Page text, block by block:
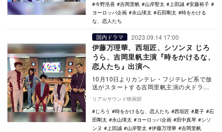
今野浩喜
吉岡里帆 山岸聖太 上田誠
安藤裕子
ヨーロッパ企画
永山瑛太 石田剛太
時をかける
な、恋人たち
国内ドラマ 2023.09.14 17:00
伊藤万理華、西垣匠、シソンヌ じろ
うら、吉岡里帆主演『時をかけるな、
恋人たち』出演へ
10月10日よりカンテレ・フジテレビ系で放
送がスタートする吉岡里帆主演の火ドラ★
イレブン『時をかけるな、恋人たち』に、
伊藤万理華…
リアルサウンド映画部
じろう
時をかけるな、恋人たち 西垣匠 夏子
石
田剛太
永山瑛太 ヨーロッパ企画 田中真琴
シソ
ンヌ
上田誠 山岸聖太 伊藤万理華 吉岡里帆